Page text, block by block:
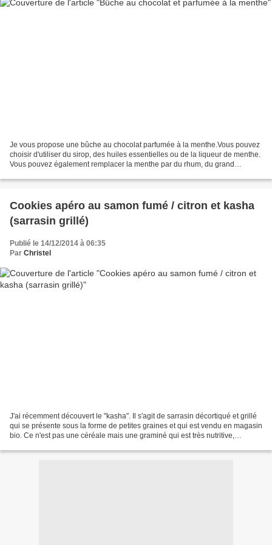
Je vous propose une bûche au chocolat parfumée à la menthe.Vous pouvez
choisir d'utiliser du sirop, des huiles essentielles ou de la liqueur de menthe.
Vous pouvez également remplacer la menthe par du rhum, du grand
Cookies apéro au samon fumé / citron et kasha
(sarrasin grillé)
Publié le 14/12/2014 à 06:35
Par Christel
J'ai récemment découvert le "kasha". Il s'agit de sarrasin décortiqué et grillé
qui se présente sous la forme de petites graines et qui est vendu en magasin
bio. Ce n'est pas une céréale mais une graminé qui est très nutritive,